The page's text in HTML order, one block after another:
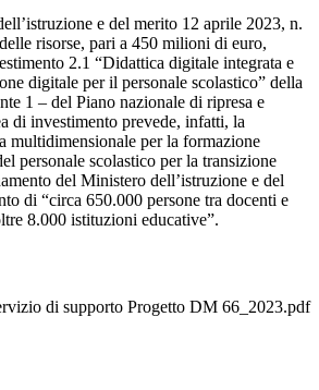
e del merito 12 aprile 2023, n.
risorse, pari a 450 milioni di euro,
2.1 “Didattica digitale integrata e
digitale per il personale scolastico” della
1 – del Piano nazionale di ripresa e
di investimento prevede, infatti, la
multidimensionale per la formazione
personale scolastico per la transizione
del Ministero dell’istruzione e del
di “circa 650.000 persone tra docenti e
8.000 istituzioni educative”.
di supporto Progetto DM 66_2023.pdf